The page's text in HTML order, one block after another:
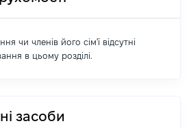
чи членів його сім'ї відсутні
в цьому розділі.
засоби